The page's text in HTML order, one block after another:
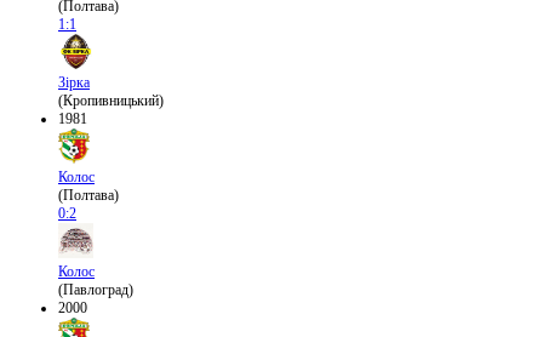
(Полтава)
1:1
Зірка
(Кропивницький)
1981
Колос
(Полтава)
0:2
Колос
(Павлоград)
2000